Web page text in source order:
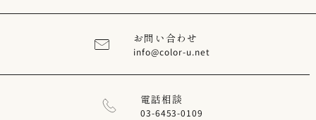
お問い合わせ
info@color-u.net
電話相談
03-6453-0109